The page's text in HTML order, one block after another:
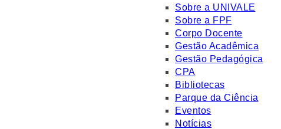
Sobre a UNIVALE
Sobre a FPF
Corpo Docente
Gestão Acadêmica
Gestão Pedagógica
CPA
Bibliotecas
Parque da Ciência
Eventos
Notícias